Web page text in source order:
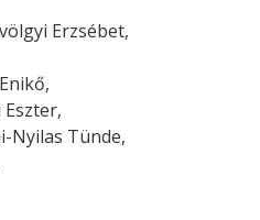
Erzsébet,
Nyilas Tünde,